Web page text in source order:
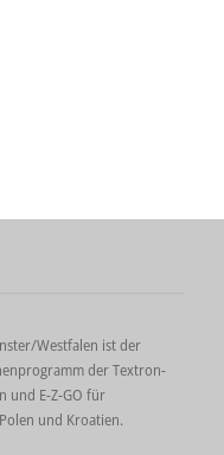
Westfalen ist der
der Textron-
und E-Z-GO für
und Kroatien.